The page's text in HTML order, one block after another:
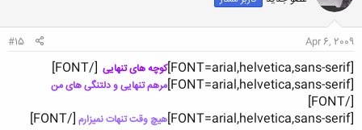
ا
Apr 6, 2009
#15
[FONT=arial,helvetica,sans-serif] کوچه های تنهایی [/FONT]
[FONT=arial,helvetica,sans-serif]
مرهم تنهایی و دلتنگی های من
[/FONT]
[FONT=arial,helvetica,sans-serif]
هیچ وقت تنهات نمیزارم [/FONT]​